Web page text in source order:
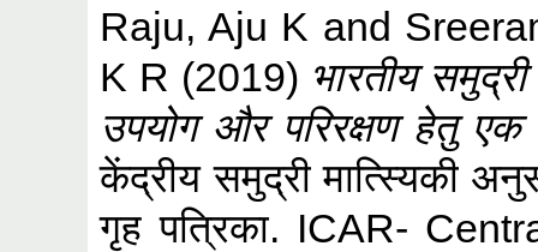
Raju, Aju K and
K R (2019) भारतीय
उपयोग और परिरक्षण हेतु
केंद्रीय समुद्री मात्स्यिकी
गृह पत्रिका. ICAR-